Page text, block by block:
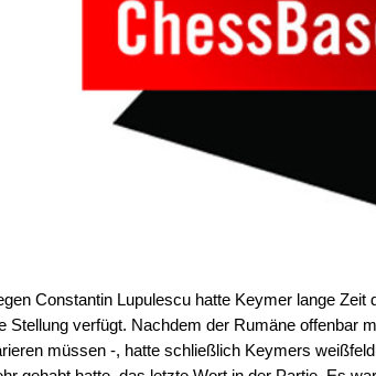
Constantin Lupulescu hatte Keymer lange
Stellung verfügt. Nachdem der Rumäne offenbar
müssen -, hatte schließlich Keymers